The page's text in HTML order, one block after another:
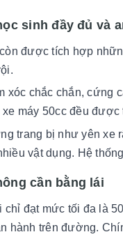
sinh đầy đủ và
được tích hợp
xóc chắc chắn, cứng
máy 50cc đều
trang bị như yên xe
vật dụng. Hệ
cần bằng lái
chỉ đạt mức tối đa là
hành trên đường.